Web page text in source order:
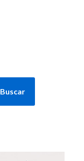
Buscar